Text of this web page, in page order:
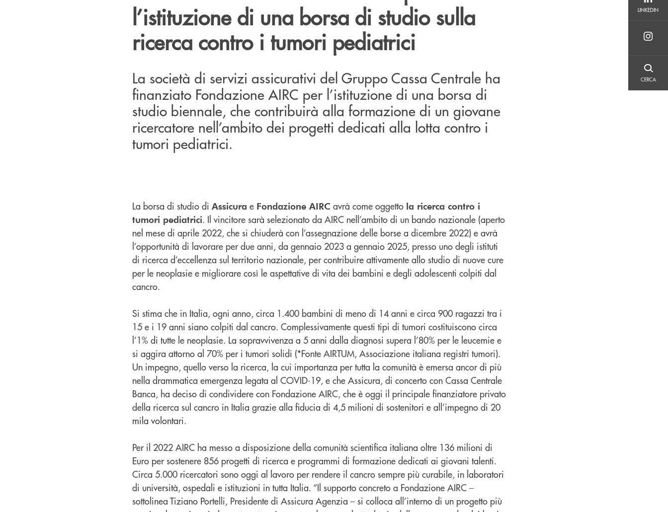
LINKEDIN
CERCA
l’istituzione di una borsa di studio sulla
ricerca contro i tumori pediatrici
La società di servizi assicurativi del Gruppo Cassa Centrale ha
finanziato Fondazione AIRC per l’istituzione di una borsa di
studio biennale, che contribuirà alla formazione di un giovane
ricercatore nell’ambito dei progetti dedicati alla lotta contro i
tumori pediatrici.
La borsa di studio di Assicura e Fondazione AIRC avrà come oggetto la ricerca contro i
tumori pediatrici. Il vincitore sarà selezionato da AIRC nell’ambito di un bando nazionale (aperto
nel mese di aprile 2022, che si chiuderà con l’assegnazione delle borse a dicembre 2022) e avrà
l’opportunità di lavorare per due anni, da gennaio 2023 a gennaio 2025, presso uno degli istituti
di ricerca d’eccellenza sul territorio nazionale, per contribuire attivamente allo studio di nuove cure
per le neoplasie e migliorare così le aspettative di vita dei bambini e degli adolescenti colpiti dal
cancro.
Si stima che in Italia, ogni anno, circa 1.400 bambini di meno di 14 anni e circa 900 ragazzi tra i
15 e i 19 anni siano colpiti dal cancro. Complessivamente questi tipi di tumori costituiscono circa
l’1% di tutte le neoplasie. La sopravvivenza a 5 anni dalla diagnosi supera l’80% per le leucemie e
si aggira attorno al 70% per i tumori solidi (*Fonte AIRTUM, Associazione italiana registri tumori).
Un impegno, quello verso la ricerca, la cui importanza per tutta la comunità è emersa ancor di più
nella drammatica emergenza legata al COVID-19, e che Assicura, di concerto con Cassa Centrale
Banca, ha deciso di condividere con Fondazione AIRC, che è oggi il principale finanziatore privato
della ricerca sul cancro in Italia grazie alla fiducia di 4,5 milioni di sostenitori e all’impegno di 20
mila volontari.
Per il 2022 AIRC ha messo a disposizione della comunità scientifica italiana oltre 136 milioni di
Euro per sostenere 856 progetti di ricerca e programmi di formazione dedicati ai giovani talenti.
Circa 5.000 ricercatori sono oggi al lavoro per rendere il cancro sempre più curabile, in laboratori
di università, ospedali e istituzioni in tutta Italia. “Il supporto concreto a Fondazione AIRC –
sottolinea Tiziano Portelli, Presidente di Assicura Agenzia – si colloca all’interno di un progetto più